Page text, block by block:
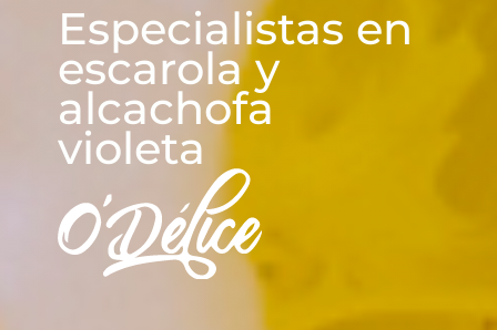
Especialistas en
escarola y
alcachofa
violeta